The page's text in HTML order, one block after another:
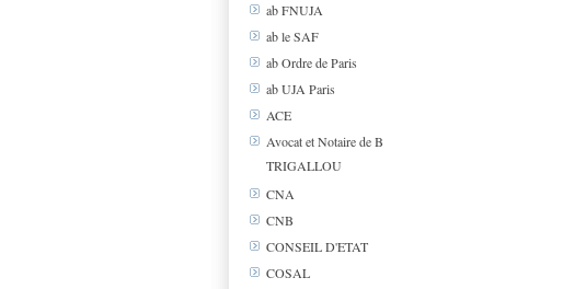
ab FNUJA
ab le SAF
ab Ordre de Paris
ab UJA Paris
ACE
Avocat et Notaire de B
TRIGALLOU
CNA
CNB
CONSEIL D'ETAT
COSAL